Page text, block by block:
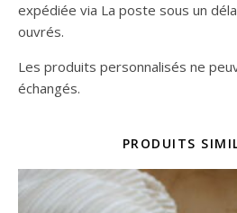
expédiée via La poste sous un
ouvrés.
Les produits personnalisés ne
échangés.
PRODUITS